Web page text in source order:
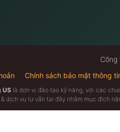
Công
Chính sách bảo mật thông
USlà dơn vị đào tạo kỹ năng, với các
dịch vụ tư vấn tại đây nhằm mục đích